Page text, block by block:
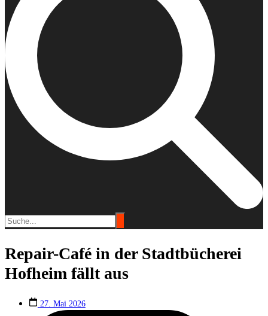
Repair-Café in der Stadtbücherei
Hofheim fällt aus
27. Mai 2026